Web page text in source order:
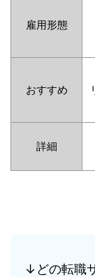
雇用形態
おすすめ
詳細
↓どの転職